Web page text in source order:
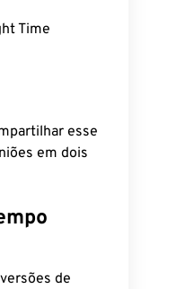
Time
esse
em dois
de